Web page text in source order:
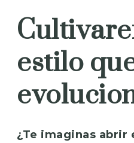
estilo
¿Te imaginas abrir